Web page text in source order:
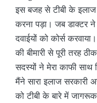
इस बजह से टीबी के
करना पड़ा। जब डाक्टर
दवाईयों को कोर्स
की बीमारी से पूरी तरह
सदस्यों ने मेरा काफी साथ
मैंने सारा इलाज सरकारी
को टीबी के बारे में